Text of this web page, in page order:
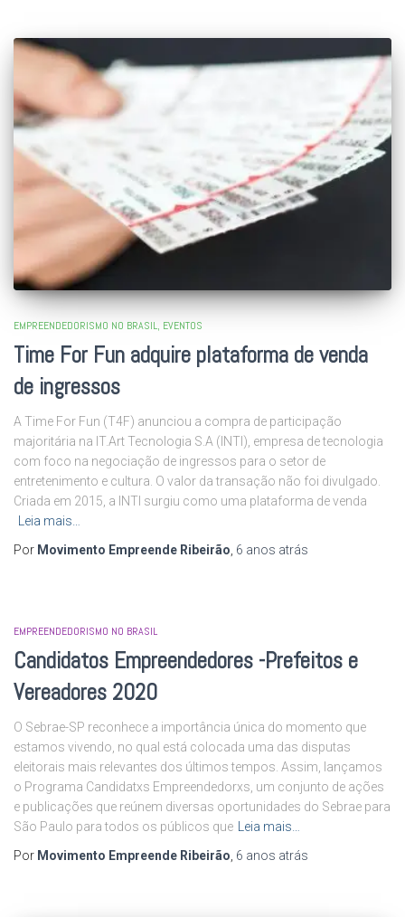
EMPREENDEDORISMO NO BRASIL EVENTOS
Time For Fun adquire plataforma de venda
de ingressos
A Time For Fun (T4F) anunciou a compra de participação
majoritária na IT.Art Tecnologia S.A (INTI), empresa de tecnologia
com foco na negociação de ingressos para o setor de
entretenimento e cultura. O valor da transação não foi divulgado.
Criada em 2015, a INTI surgiu como uma plataforma de venda
Leia mais…
Por Movimento Empreende Ribeirão 6 anos atrás
EMPREENDEDORISMO NO BRASIL
Candidatos Empreendedores -Prefeitos e
Vereadores 2020
O Sebrae-SP reconhece a importância única do momento que
estamos vivendo, no qual está colocada uma das disputas
eleitorais mais relevantes dos últimos tempos. Assim, lançamos
o Programa Candidatxs Empreendedorxs, um conjunto de ações
e publicações que reúnem diversas oportunidades do Sebrae para
São Paulo para todos os públicos que
Leia mais…
Por Movimento Empreende Ribeirão 6 anos atrás